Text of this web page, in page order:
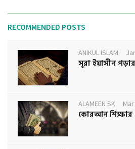
RECOMMENDED POSTS
ANIKUL ISLAM
সূরা ইয়াসীন
ALAMEEN SK
কোরআন